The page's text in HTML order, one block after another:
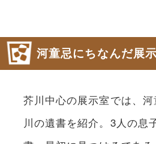
河童忌にちなんだ展示
芥川中心の展示室では、
川の遺書を紹介。3人の息